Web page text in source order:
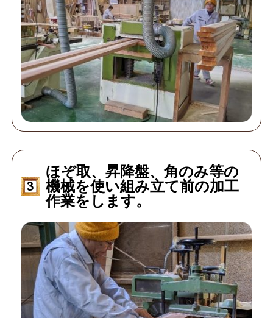
3
ほぞ取、昇降盤、角のみ等の
機械を使い組み立て前の加工
作業をします。